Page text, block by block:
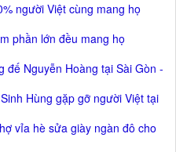
người Việt cùng mang họ
phần lớn đều mang họ
đế Nguyễn Hoàng tại Sài Gòn -
Hùng gặp gỡ người Việt tại
vỉa hè sửa giày ngàn đô cho